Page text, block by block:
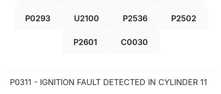
P0293 U2100 P2536 P2502
P2601 C0030
P0311 - IGNITION FAULT DETECTED IN CYLINDER 11